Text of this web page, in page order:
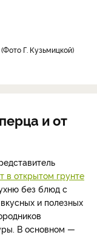
Фото Г. Кузьмицкой
и от
открытом грунте
без блюд с
и полезных
В основном —